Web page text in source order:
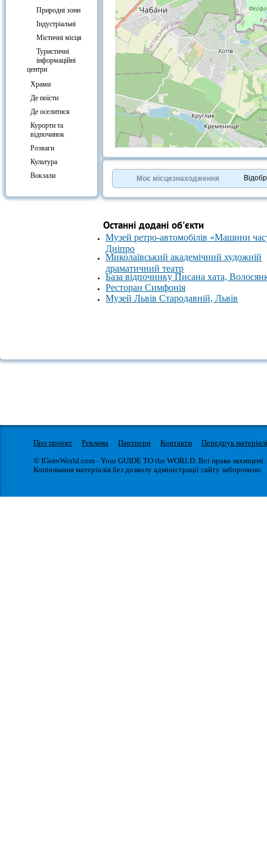
Природні зони
Індустріальні
Містичні місця
Туристичні
інформаційні
центри
Храми
Де поїсти
Де оселитися
Курорти та
відпочинок
Розваги
Культура
Вокзали
OpenStreetMapcontributors.
»
Моє місцезнаходження
Останні додані об'єкти
Музей ретро-автомобілів «Машини
Дніпро
Миколаївський академічний художній
драматичний театр
База відпочинку Писана хата,
Ресторан Симфонія
Музей Львів Стародавній, Львів
Про проект Реклама Партнери Контакти
Передрук
© IGotoWorld.com - Your GUIDE TO the WORLD. Всі права захищені.
Копіювання матеріалів без дозволу адміністрації сайту заборонено.